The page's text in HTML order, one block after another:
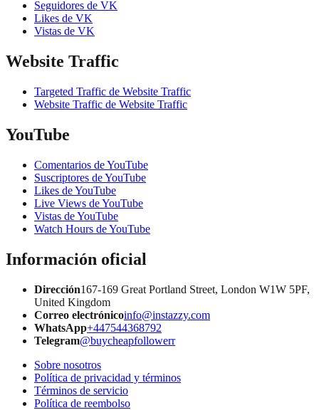
Seguidores de VK
Likes de VK
Vistas de VK
Website Traffic
Targeted Traffic de Website Traffic
Website Traffic de Website Traffic
YouTube
Comentarios de YouTube
Suscriptores de YouTube
Likes de YouTube
Live Views de YouTube
Vistas de YouTube
Watch Hours de YouTube
Información oficial
Dirección167-169 Great Portland Street, London W1W 5PF,
United Kingdom
Correo electrónicoinfo@instazzy.com
WhatsApp+447544368792
Telegram@buycheapfollowerr
Sobre nosotros
Política de privacidad y términos
Términos de servicio
Política de reembolso